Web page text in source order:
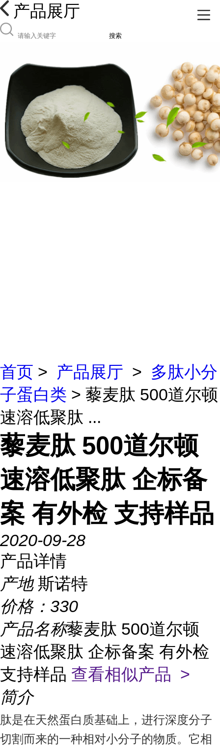
产品展厅
搜索
首页 > 产品展厅 > 多肽小分
子蛋白类 > 藜麦肽 500道尔顿
速溶低聚肽 ...
藜麦肽 500道尔顿
速溶低聚肽 企标备
案 有外检 支持样品
2020-09-28
产品详情
产地 斯诺特
价格： 330
产品名称藜麦肽 500道尔顿
速溶低聚肽 企标备案 有外检
支持样品 查看相似产品 >
简介
肽是在天然蛋白质基础上，进行深度分子
切割而来的一种相对小分子的物质。它相